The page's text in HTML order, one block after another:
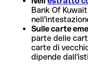
Bank Of
Sulle carte
parte delle
carte di
dipende